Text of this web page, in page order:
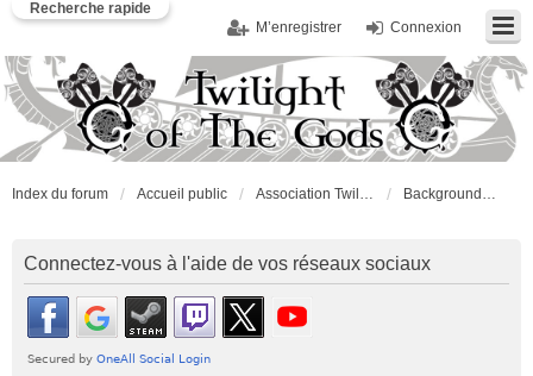
Connexion
M’enregistrer
Recherche rapide
Index du forum Accueil public Association Twilight of the Gods Background RolePlay
Connectez-vous à l'aide de vos réseaux sociaux